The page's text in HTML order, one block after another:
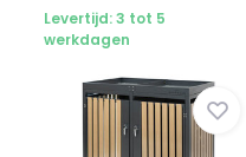
Levertijd: 3 tot 5
werkdagen